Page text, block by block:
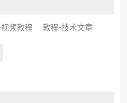
频教程 教程-技术文章